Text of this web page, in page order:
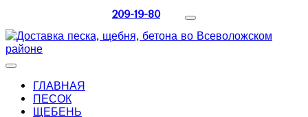
209-19-80
ГЛАВНАЯ
ПЕСОК
ЩЕБЕНЬ